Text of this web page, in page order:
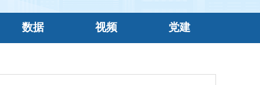
数据 视频 党建